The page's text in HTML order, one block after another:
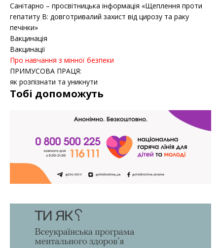
Санітарно – просвітницька інформація «Щеплення проти
гепатиту B: довготривалий захист від цирозу та раку
печінки»
Вакцинація
Вакцинації
Про навчання з мінної безпеки
ПРИМУСОВА ПРАЦЯ:
як розпізнати та уникнути
Тобі допоможуть